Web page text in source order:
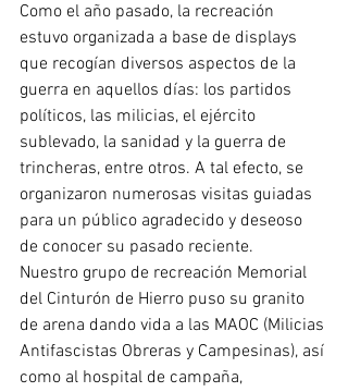
Como el año pasado, la recreación
estuvo organizada a base de displays
que recogían diversos aspectos de la
guerra en aquellos días: los partidos
políticos, las milicias, el ejército
sublevado, la sanidad y la guerra de
trincheras, entre otros. A tal efecto, se
organizaron numerosas visitas guiadas
para un público agradecido y deseoso
de conocer su pasado reciente.
Nuestro grupo de recreación Memorial
del Cinturón de Hierro puso su granito
de arena dando vida a las MAOC (Milicias
Antifascistas Obreras y Campesinas), así
como al hospital de campaña,